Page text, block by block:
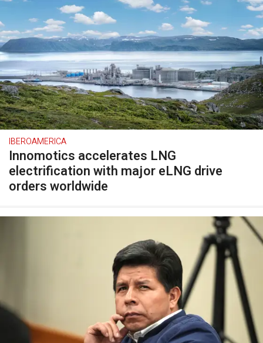
IBEROAMERICA
Innomotics accelerates LNG
electrification with major eLNG drive
orders worldwide